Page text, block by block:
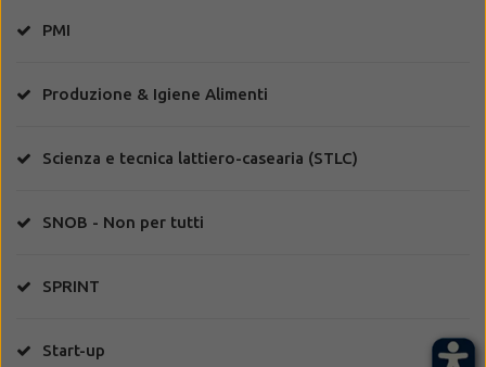
PMI
Produzione & Igiene Alimenti
Scienza e tecnica lattiero-casearia (STLC)
SNOB - Non per tutti
SPRINT
Start-up